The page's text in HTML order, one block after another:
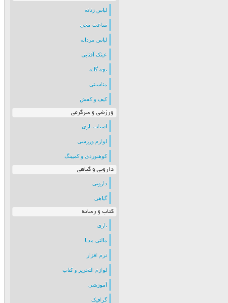
لباس زنانه
ساعت مچی
لباس مردانه
عینک آفتابی
بچه گانه
مناسبتی
کیف و کفش
ورزشی و سرگرمی
اسباب بازی
لوازم ورزشی
کوهنوردی و کمپینگ
دارویی و گیاهی
دارویی
گیاهی
کتاب و رسانه
بازی
مالتی مدیا
نرم افزار
لوازم التحریر و کتاب
آموزشی
گرافیک